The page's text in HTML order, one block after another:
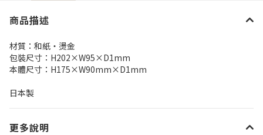
商品描述
材質：和紙・燙金
包裝尺寸：H202×W95×D1mm
本體尺寸：H175×W90mm×D1mm
日本製
更多說明